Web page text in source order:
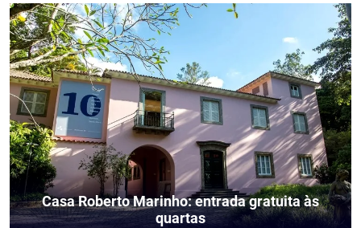
Casa Roberto Marinho: entrada gratuita às
quartas